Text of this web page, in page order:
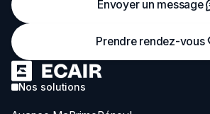
Envoyer un message
Prendre rendez-vous
Nos solutions